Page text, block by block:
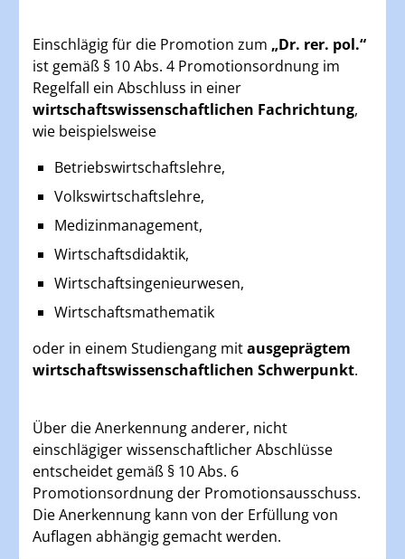
Einschlägig für die Promotion zum „Dr. rer. pol.“
ist gemäß § 10 Abs. 4 Promotionsordnung im
Regelfall ein Abschluss in einer
wirtschaftswissenschaftlichen Fachrichtung,
wie beispielsweise
Betriebswirtschaftslehre,
Volkswirtschaftslehre,
Medizinmanagement,
Wirtschaftsdidaktik,
Wirtschaftsingenieurwesen,
Wirtschaftsmathematik
oder in einem Studiengang mitausgeprägtem
wirtschaftswissenschaftlichen Schwerpunkt.
Über die Anerkennung anderer, nicht
einschlägiger wissenschaftlicher Abschlüsse
entscheidet gemäß § 10 Abs. 6
Promotionsordnung der Promotionsausschuss.
Die Anerkennung kann von der Erfüllung von
Auflagen abhängig gemacht werden.